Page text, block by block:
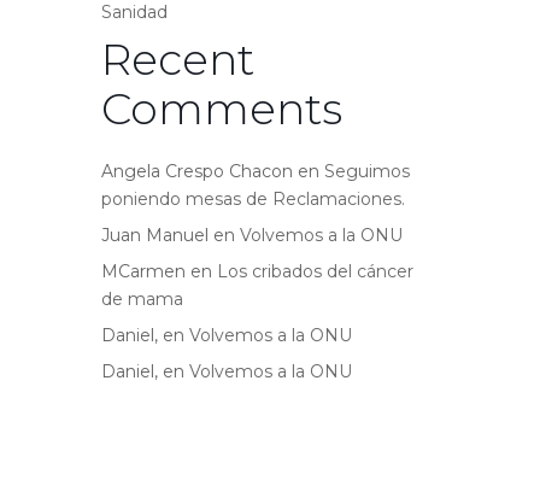
Sanidad
Recent
Comments
Angela Crespo Chacon en Seguimos
poniendo mesas de Reclamaciones.
Juan Manuel en Volvemos a la ONU
MCarmen en Los cribados del cáncer
de mama
Daniel, en Volvemos a la ONU
Daniel, en Volvemos a la ONU